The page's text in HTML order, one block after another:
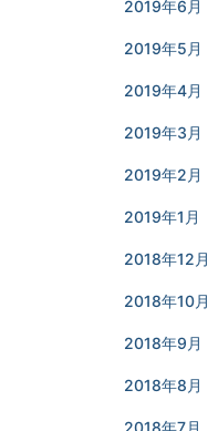
2019年6月
2019年5月
2019年4月
2019年3月
2019年2月
2019年1月
2018年12月
2018年10月
2018年9月
2018年8月
2018年7月